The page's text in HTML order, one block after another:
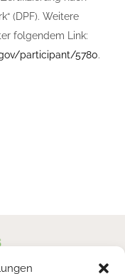
(DPF). Weitere
folgendem Link:
participant/5780.